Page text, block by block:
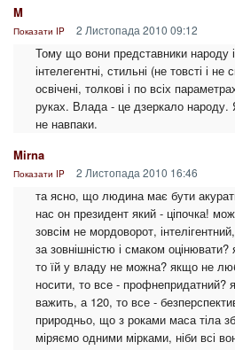
M
Показати IP 2 Листопада 2010 09:12
Тому що вони представники народу
інтелегентні, стильні (не товсті і
освічені, толкові і по всіх
руках. Влада - це дзеркало народу.
не навпаки.
Mirna
Показати IP 2 Листопада 2010 16:46
та ясно, що людина має бути
нас он президент який - ціпочка!
зовсім не мордоворот,
за зовнішністю і смаком
то їй у владу не можна? якщо не
носити, то все - профнепридатний?
важить, а 120, то все -
природньо, що з роками маса тіла
міряємо одними мірками, ніби всі